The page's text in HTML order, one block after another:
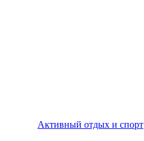
Активный отдых и спорт